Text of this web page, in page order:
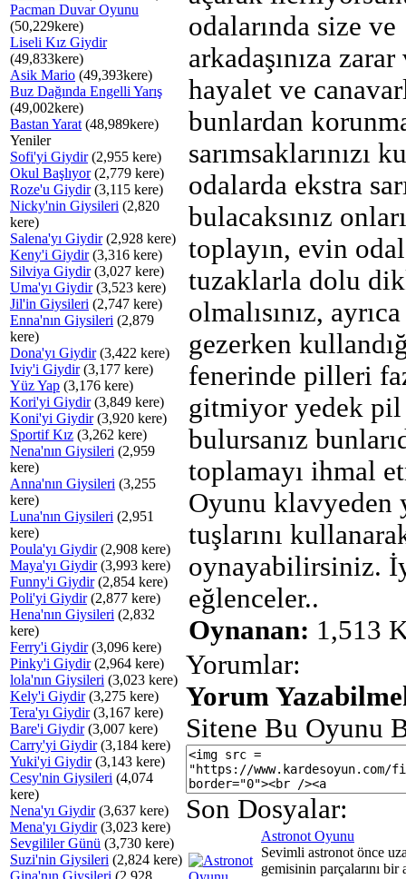
Pacman Duvar Oyunu
(50,229kere)
Liseli Kız Giydir
(49,833kere)
Asik Mario (49,393kere)
Buz Dağında Engelli Yarış
(49,002kere)
Bastan Yarat (48,989kere)
Yeniler
Sofi'yi Giydir(2,955 kere)
Okul Başlıyor(2,779 kere)
Roze'u Giydir(3,115 kere)
Nicky'nin Giysileri (2,820
kere)
Salena'yı Giydir(2,928 kere)
Keny'i Giydir(3,316 kere)
Silviya Giydir(3,027 kere)
Uma'yı Giydir(3,523 kere)
Jil'in Giysileri (2,747 kere)
Enna'nın Giysileri (2,879
kere)
Dona'yı Giydir(3,422 kere)
Iviy'i Giydir(3,177 kere)
Yüz Yap (3,176 kere)
Kori'yi Giydir(3,849 kere)
Koni'yi Giydir(3,920 kere)
Sportif Kız (3,262 kere)
Nena'nın Giysileri (2,959
kere)
Anna'nın Giysileri (3,255
kere)
Luna'nın Giysileri (2,951
kere)
Poula'yı Giydir(2,908 kere)
Maya'yı Giydir(3,993 kere)
Funny'i Giydir(2,854 kere)
Poli'yi Giydir(2,877 kere)
Hena'nın Giysileri (2,832
kere)
Ferry'i Giydir(3,096 kere)
Pinky'i Giydir(2,964 kere)
lola'nın Giysileri (3,023 kere)
Kely'i Giydir(3,275 kere)
Tera'yı Giydir(3,167 kere)
Bare'i Giydir(3,007 kere)
Carry'yi Giydir(3,184 kere)
Yuki'yi Giydir(3,143 kere)
Cesy'nin Giysileri (4,074
kere)
Nena'yı Giydir(3,637 kere)
Mena'yı Giydir(3,023 kere)
Sevgililer Günü (3,730 kere)
Suzi'nin Giysileri (2,824 kere)
Gina'nın Giysileri (2,928
odalarında size ve
arkadaşınıza
hayalet ve
bunlardan
sarımsaklarınızı
odalarda ekstra
bulacaksınız
toplayın, evin
tuzaklarla dolu
olmalısınız,
gezerken
fenerinde pilleri
gitmiyor yedek pil
bulursanız
toplamayı ihmal
Oyunu klavyeden
tuşlarını
oynayabilirsiniz.
eğlenceler..
Oynanan: 1,513
Yorumlar:
Yorum
Sitene Bu Oyunu
Son Dosyalar:
Astronot Oyunu
Sevimli astronot önce
gemisinin parçalarını bir